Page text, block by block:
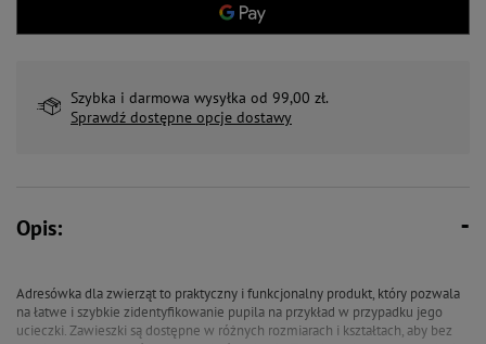
Szybka i darmowa wysyłka od 99,00 zł.
Sprawdź dostępne opcje dostawy
Opis:
Adresówka dla zwierząt to praktyczny i funkcjonalny produkt, który pozwala
na łatwe i szybkie zidentyfikowanie pupila na przykład w przypadku jego
ucieczki. Zawieszki są dostępne w różnych rozmiarach i kształtach, aby bez